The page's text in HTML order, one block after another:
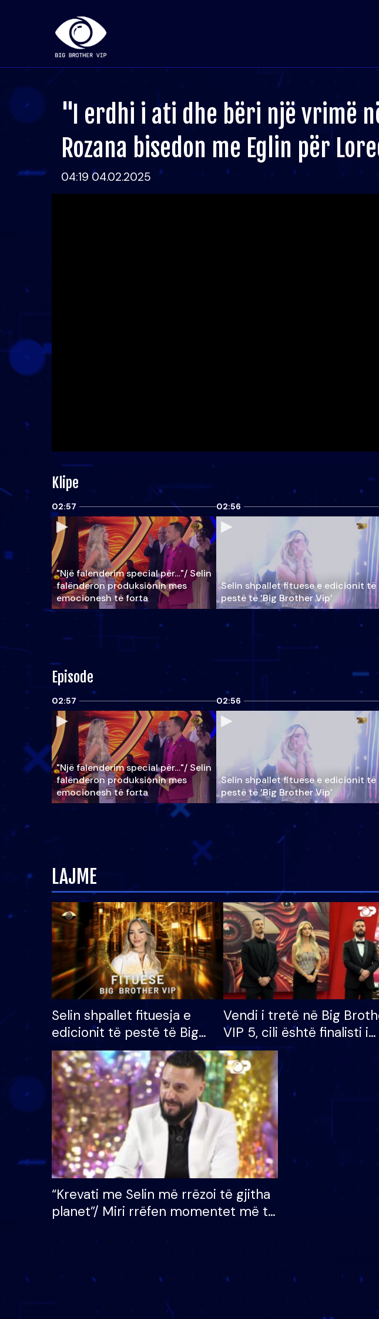
"I erdhi i ati dhe bëri një vrimë
Rozana bisedon me Eglin për
04:19 04.02.2025
Klipe
02:57
"Një falenderim special për…"/ Selin
falënderon produksionin mes
emocionesh të forta
02:56
Selin shpallet fituese e edicionit të
pestë të ‘Big Brother Vip’
Episode
02:57
"Një falenderim special për…"/ Selin
falënderon produksionin mes
emocionesh të forta
02:56
Selin shpallet fituese e edicionit të
pestë të ‘Big Brother Vip’
LAJME
Selin shpallet fituesja e
edicionit të pestë të Big
Brother VIP, rrëmben
çmimin e madh prej 100
mijë eurosh
Vendi i tretë në Big
VIP 5, cili është finalisti i
radhës që lë shtëpinë
“Krevati me Selin më rrëzoi të gjitha
planet”/ Miri rrëfen momentet më të
mungojë zilja e mëngjesit kur…